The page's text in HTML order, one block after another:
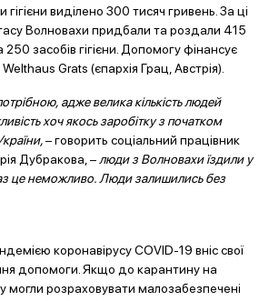
виділено 300 тисяч гривень. За ці
Волновахи придбали та роздали 415
засобів гігієни. Допомогу фінансує
Grats (єпархія Грац, Австрія).
адже велика кількість людей
хоч якось заробітку з початком
– говорить соціальний працівник
Дубракова, – люди з Волновахи їздили у
це неможливо. Люди залишились без
коронавірусу COVID-19 вніс свої
допомоги. Якщо до карантину на
могли розраховувати малозабезпечені